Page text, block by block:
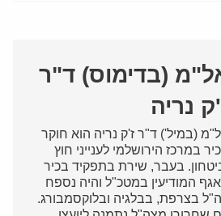
(בדימוס) ד"ר
נריה
(במיל') ד"ר ז'ק נריה הוא חוקר
במרכז הירושלמי לענייני חוץ
בעבר, שירת בתפקיד בכיר
המודיעין במטכ"ל והיה נספח
בצרפת, בבלגיה ובלוקסמבורג.